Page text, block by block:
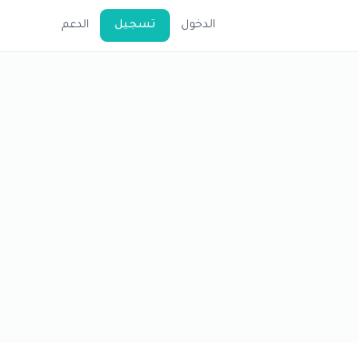
الدخول تسجيل الدعم